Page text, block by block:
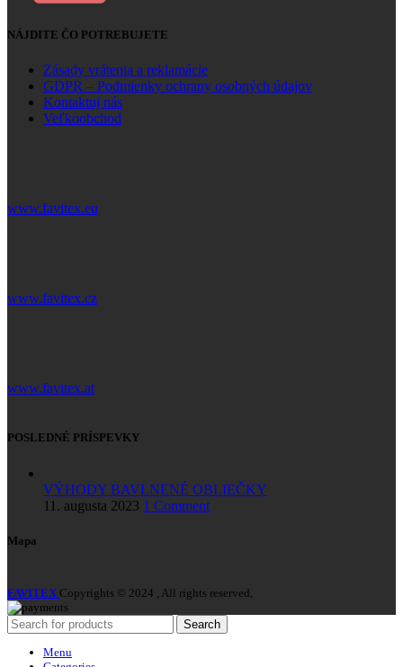
NÁJDITE ČO POTREBUJETE
Zásady vrátenia a reklamácie
GDPR – Podmienky ochrany osobných údajov
Kontaktuj nás
Veľkoobchod
www.favitex.eu
www.favitex.cz
www.favitex.at
POSLEDNÉ PRÍSPEVKY
VÝHODY BAVLNENÉ OBLIEČKY
11. augusta 2023 1 Comment
Mapa
FAVITEX Copyrights © 2024 , All rights reserved,
Search
Menu